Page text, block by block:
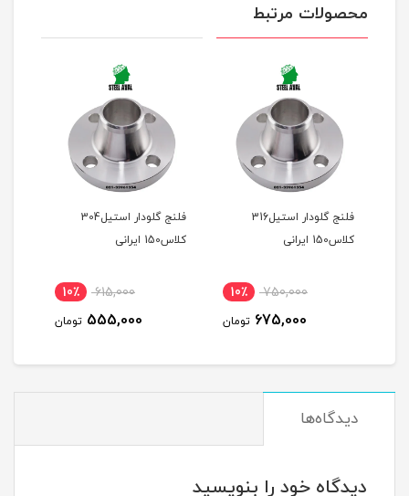
محصولات مرتبط
فلنج گلودار استیل316
کلاس150 ایرانی
750,000 10٪
675,000 تومان
فلنج گلودار استیل304
کلاس150 ایرانی
615,000 10٪
555,000 تومان
دیدگاه‌ها
دیدگاه خود را بنویسید